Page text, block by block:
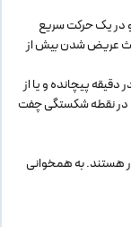
در یک حرکت سریع
عریض شدن بیش از
مخالف، و با ماکزیمم سرعت 750 دور در دقیقه پیچانده و یا از
در نقطه شکستگی چفت
هستند. به همخوانی